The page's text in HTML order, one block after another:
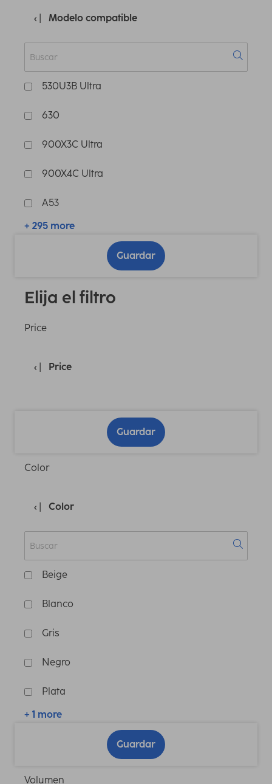
Modelo compatible
530U3B Ultra
630
900X3C Ultra
900X4C Ultra
A53
+ 295 more
Guardar
Elija el filtro
Price
Price
Guardar
Color
Color
Beige
Blanco
Gris
Negro
Plata
+ 1 more
Guardar
Volumen